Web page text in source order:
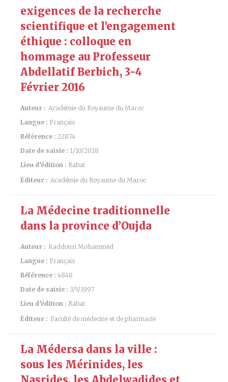
exigences de la recherche
scientifique et l’engagement
éthique : colloque en
hommage au Professeur
Abdellatif Berbich, 3-4
Février 2016
Auteur : Académie du Royaume du Maroc
Langue : Français
Référence : 22874
Date de saisie : 1/10/2018
Lieu d’édition : Rabat
Éditeur : Académie du Royaume du Maroc
La Médecine traditionnelle
dans la province d’Oujda
Auteur : Kaddouri Mohammed
Langue : Français
Référence : 4848
Date de saisie : 3/5/1997
Lieu d’édition : Rabat
Éditeur : Faculté de médecine et de pharmacie
La Médersa dans la ville :
sous les Mérinides, les
Nasrides, les Abdelwadides et